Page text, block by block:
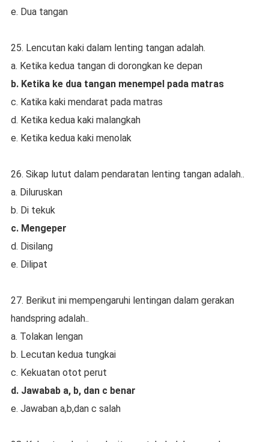
e. Dua tangan
25. Lencutan kaki dalam lenting tangan adalah.
a. Ketika kedua tangan di dorongkan ke depan
b. Ketika ke dua tangan menempel pada matras
c. Katika kaki mendarat pada matras
d. Ketika kedua kaki malangkah
e. Ketika kedua kaki menolak
26. Sikap lutut dalam pendaratan lenting tangan adalah..
a. Diluruskan
b. Di tekuk
c. Mengeper
d. Disilang
e. Dilipat
27. Berikut ini mempengaruhi lentingan dalam gerakan
handspring adalah..
a. Tolakan lengan
b. Lecutan kedua tungkai
c. Kekuatan otot perut
d. Jawabab a, b, dan c benar
e. Jawaban a,b,dan c salah